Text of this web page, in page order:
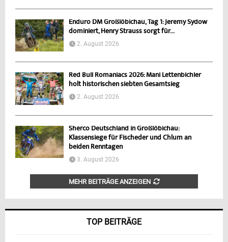
Enduro DM Großlöbichau, Tag 1: Jeremy Sydow
dominiert, Henry Strauss sorgt für...
2. August 2026
Red Bull Romaniacs 2026: Mani Lettenbichler
holt historischen siebten Gesamtsieg
2. August 2026
Sherco Deutschland in Großlöbichau:
Klassensiege für Fischeder und Chlum an
beiden Renntagen
3. August 2026
MEHR BEITRÄGE ANZEIGEN
TOP BEITRÄGE